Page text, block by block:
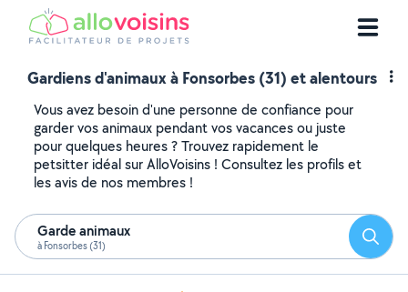
Gardiens d'animaux à Fonsorbes (31) et alentours
Vous avez besoin d'une personne de confiance pour
garder vos animaux pendant vos vacances ou juste
pour quelques heures ? Trouvez rapidement le
petsitter idéal sur AlloVoisins ! Consultez les profils et
les avis de nos membres !
Garde animaux
à Fonsorbes (31)